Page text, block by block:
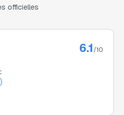
officielles
6.1/10